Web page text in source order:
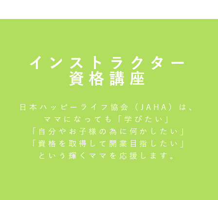
インストラクター
資格講座
日本ハッピーライフ協会（JAHA）は、
ママになっても「学びたい」
「自分やお子様の為に何かしたい」
「資格を取得して開業目指したい」
という輝くママを応援します。